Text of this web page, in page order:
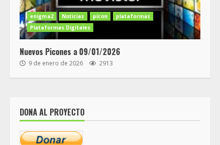
enigma2 Noticias picon
plataformas
Plataformas Digitales
Nuevos Picones a 09/01/2026
9 de enero de 2026 2913
DONA AL PROYECTO